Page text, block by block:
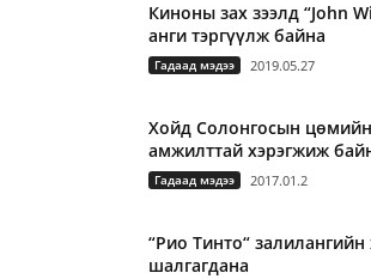
Киноны зах зээлд “John
анги тэргүүлж байна
Гадаад мэдээ 2019.05.27
Хойд Солонгосын
амжилттай хэрэгжиж
Гадаад мэдээ 2017.01.2
“Рио Тинто“ залилангийн
шалгагдана